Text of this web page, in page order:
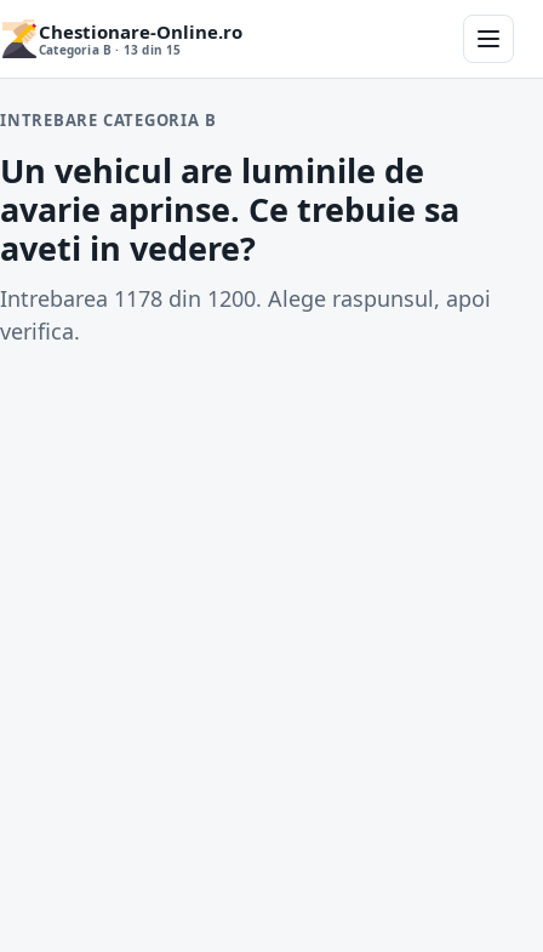
Chestionare-Online.ro
Categoria B · 13 din 15
INTREBARE CATEGORIA B
Un vehicul are luminile de
avarie aprinse. Ce trebuie sa
aveti in vedere?
Intrebarea 1178 din 1200. Alege raspunsul, apoi
verifica.